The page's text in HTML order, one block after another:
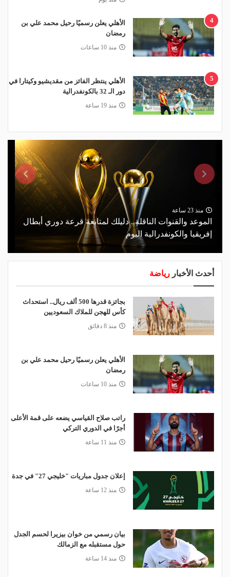
4
الأهلي يعلن رسميًا رحيل محمد علي بن
رمضان
منذ 10 ساعات
5
الأهلي ينتظر الفائز من مقديشيو وكيتارا في
دور الـ 32 بالكونفدرالية
منذ 19 ساعة
منذ 23 ساعة
الموعد والقنوات الناقلة.. دليلك لمتابعة قرعة دوري أبطال
إفريقيا والكونفدرالية اليوم
أحدث الأخبار رياضة
بجائزة قدرها 500 ألف ريال.. استحداث
كأس للهجن للملاك السعوديين
منذ 8 دقائق
الأهلي يعلن رسميًا رحيل محمد علي بن
رمضان
منذ 10 ساعات
راتب صلاح القياسي يضعه على قمة الأعلى
أجرًا في الدوري التركي
منذ 11 ساعة
إعلان جدول مباريات "خليجي 27" في جدة
منذ 12 ساعة
بيان رسمي من خوان بيزيرا لحسم الجدل
حول مستقبله مع الزمالك
منذ 14 ساعة